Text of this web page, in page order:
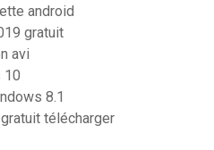
android
gratuit
avi
10
8.1
télécharger